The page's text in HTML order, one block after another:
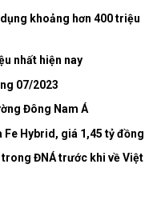
khoảng hơn 400 triệu
nhất hiện nay
07/2023
Đông Nam Á
Hybrid, giá 1,45 tỷ đồng
ĐNÁ trước khi về Việt